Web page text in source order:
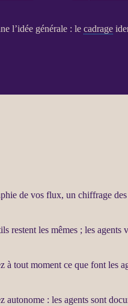
l’idée générale : lecadrage
de vosflux, un chiffrage
restent les mêmes ; lesagents
à tout moment ce que font les
autonome : lesagents sont